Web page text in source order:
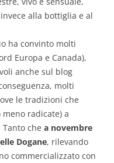
alla bottiglia e al
ha convinto molti
Europa e Canada),
anche sul blog
molti
le tradizioni che
radicate) a
Tanto che a novembre
Dogane, rilevando
commercializzato con